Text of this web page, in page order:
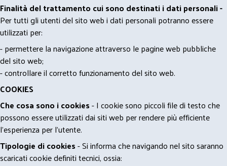
Finalità del trattamento cui sono destinati i dati personali -
Per tutti gli utenti del sito web i dati personali potranno essere
utilizzati per:
- permettere la navigazione attraverso le pagine web pubbliche
del sito web;
- controllare il corretto funzionamento del sito web.
COOKIES
Che cosa sono i cookies- I cookie sono piccoli file di testo che
possono essere utilizzati dai siti web per rendere più efficiente
l'esperienza per l'utente.
Tipologie di cookies- Si informa che navigando nel sito saranno
scaricati cookie definiti tecnici, ossia: